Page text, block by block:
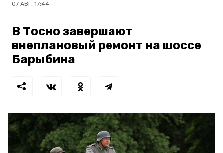
07 АВГ, 17:44
В Тосно завершают
внеплановый ремонт на шоссе
Барыбина